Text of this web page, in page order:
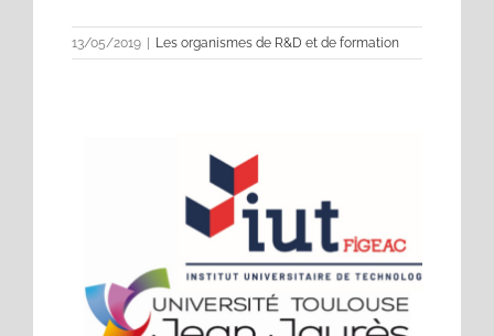
13/05/2019 Les organismes de R&D et de formation